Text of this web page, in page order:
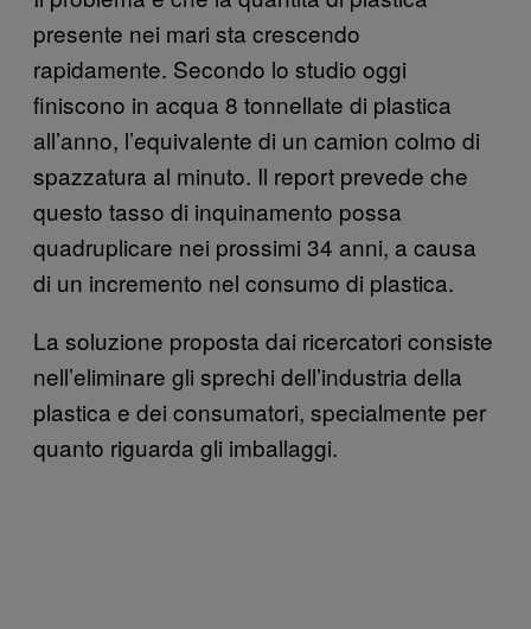
presente nei mari sta crescendo
rapidamente. Secondo lo studio oggi
finiscono in acqua 8 tonnellate di plastica
all’anno, l’equivalente di un camion colmo di
spazzatura al minuto. Il report prevede che
questo tasso di inquinamento possa
quadruplicare nei prossimi 34 anni, a causa
di un incremento nel consumo di plastica.
La soluzione proposta dai ricercatori consiste
nell’eliminare gli sprechi dell’industria della
plastica e dei consumatori, specialmente per
quanto riguarda gli imballaggi.